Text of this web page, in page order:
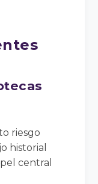
riesgo
historial
central